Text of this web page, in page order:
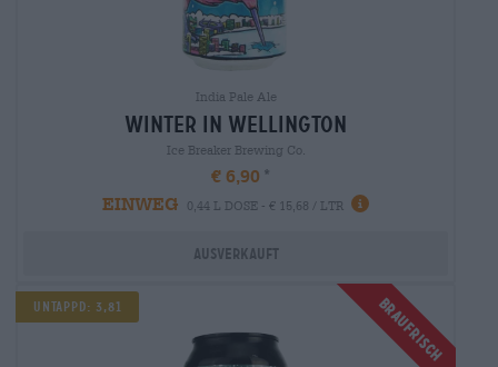
India Pale Ale
winter in wellington
Ice Breaker Brewing Co.
€ 6,90
EINWEG
0,44 L DOSE - € 15,68 / LTR
Ausverkauft
Braufrisch
Untappd: 3,81